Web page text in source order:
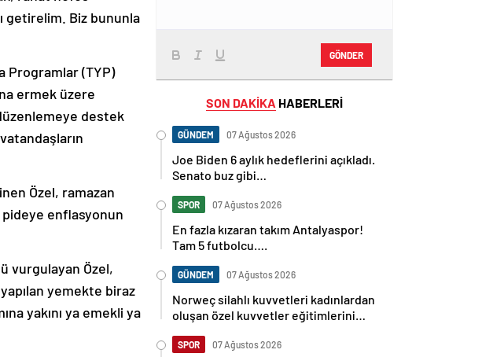
getirelim. Biz bununla
Programlar (TYP)
ermek üzere
destek
Özel, ramazan
pideye enflasyonun
vurgulayan Özel,
yemekte biraz
yakını ya emekli ya
GÖNDER
SON DAKİKA HABERLERİ
GÜNDEM 07 Ağustos 2026
Joe Biden 6 aylık hedeflerini açıkladı.
Senato buz gibi…
SPOR 07 Ağustos 2026
En fazla kızaran takım Antalyaspor!
Tam 5 futbolcu….
GÜNDEM 07 Ağustos 2026
Norweç silahlı kuvvetleri kadınlardan
oluşan özel kuvvetler eğitimlerini
SPOR 07 Ağustos 2026